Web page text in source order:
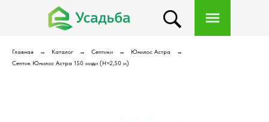
Главная Каталог Септики
Юнилос Астра
Септик Юнилос Астра 150 миди (Н=2,50 м)